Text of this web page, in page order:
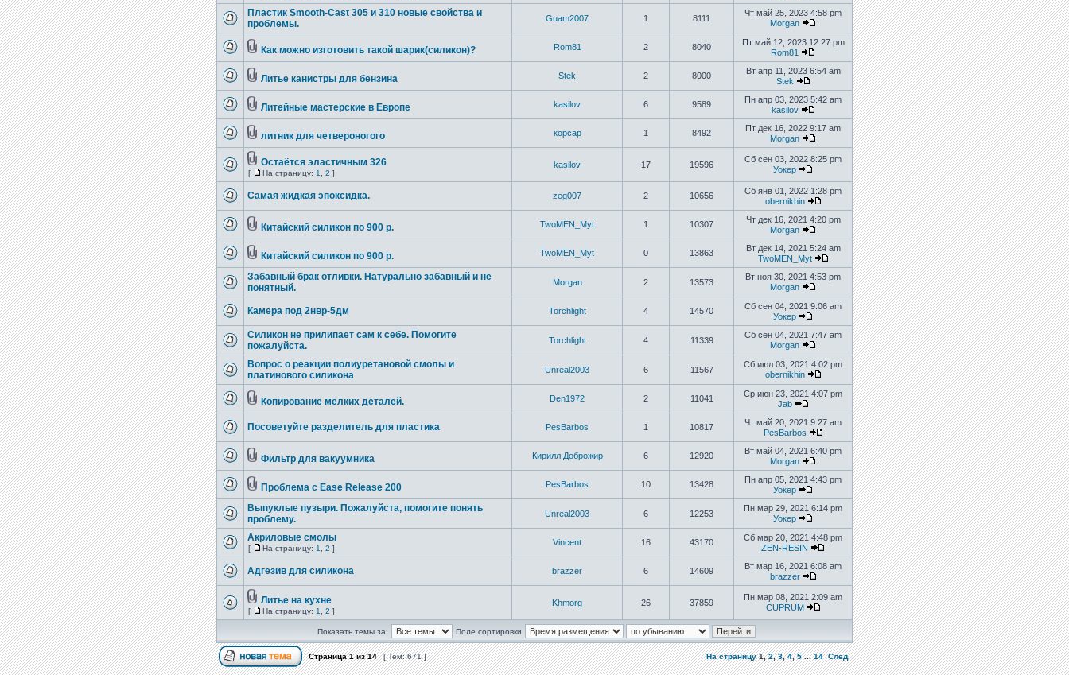
Пластик Smooth-Cast 305 и 310 новые свойства и
проблемы.
Guam2007 1 8111
Чт май 25, 2023 4:58 pm
Morgan
Как можно изготовить такой шарик(силикон)? Rom81 2 8040
Пт май 12, 2023 12:27 pm
Rom81
Литье канистры для бензина Stek 2 8000
Вт апр 11, 2023 6:54 am
Stek
Литейные мастерские в Европе kasilov 6 9589
Пн апр 03, 2023 5:42 am
kasilov
литник для четвероногого корсар 1 8492
Пт дек 16, 2022 9:17 am
Morgan
Остаётся эластичным 326
[ На страницу: 1 2 ]
kasilov 17 19596
Сб сен 03, 2022 8:25 pm
Уокер
Самая жидкая эпоксидка. zeg007 2 10656
Сб янв 01, 2022 1:28 pm
obernikhin
Китайский силикон по 900 р. TwoMEN_Myt 1 10307
Чт дек 16, 2021 4:20 pm
Morgan
Китайский силикон по 900 р. TwoMEN_Myt 0 13863
Вт дек 14, 2021 5:24 am
TwoMEN_Myt
Забавный брак отливки. Натурально забавный и не
понятный.
Morgan 2 13573
Вт ноя 30, 2021 4:53 pm
Morgan
Камера под 2нвр-5дм Torchlight 4 14570
Сб сен 04, 2021 9:06 am
Уокер
Силикон не прилипает сам к себе. Помогите
пожалуйста.
Torchlight 4 11339
Сб сен 04, 2021 7:47 am
Morgan
Вопрос о реакции полиуретановой смолы и
платинового силикона
Unreal2003 6 11567
Сб июл 03, 2021 4:02 pm
obernikhin
Копирование мелких деталей. Den1972 2 11041
Ср июн 23, 2021 4:07 pm
Jab
Посоветуйте разделитель для пластика PesBarbos 1 10817
Чт май 20, 2021 9:27 am
PesBarbos
Фильтр для вакуумника Кирилл Доброжир 6 12920
Вт май 04, 2021 6:40 pm
Morgan
Проблема с Ease Release 200 PesBarbos 10 13428
Пн апр 05, 2021 4:43 pm
Уокер
Выпуклые пузыри. Пожалуйста, помогите понять
проблему.
Unreal2003 6 12253
Пн мар 29, 2021 6:14 pm
Уокер
Акриловые смолы
[ На страницу: 1 2 ]
Vincent 16 43170
Сб мар 20, 2021 4:48 pm
ZEN-RESIN
Адгезив для силикона brazzer 6 14609
Вт мар 16, 2021 6:08 am
brazzer
Литье на кухне
[ На страницу: 1 2 ]
Khmorg 26 37859
Пн мар 08, 2021 2:09 am
CUPRUM
Показать темы за: Поле сортировки
Страница1из14 [ Тем: 671 ] На страницу 1,2,3,4,5...14 След.